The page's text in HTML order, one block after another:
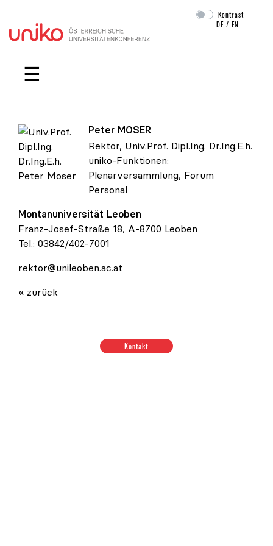
Navigation überspringen
Kontrast
DE /EN
☰
Univ.Prof. Dipl.Ing. Dr.Ing.E.h. Peter Moser
Peter MOSER
Rektor, Univ.Prof. Dipl.Ing. Dr.Ing.E.h.
uniko-Funktionen:
Plenarversammlung, Forum
Personal
Montanuniversität Leoben
Franz-Josef-Straße 18, A-8700 Leoben
Tel.: 03842/402-7001
rektor@unileoben.ac.at
« zurück
Kontakt